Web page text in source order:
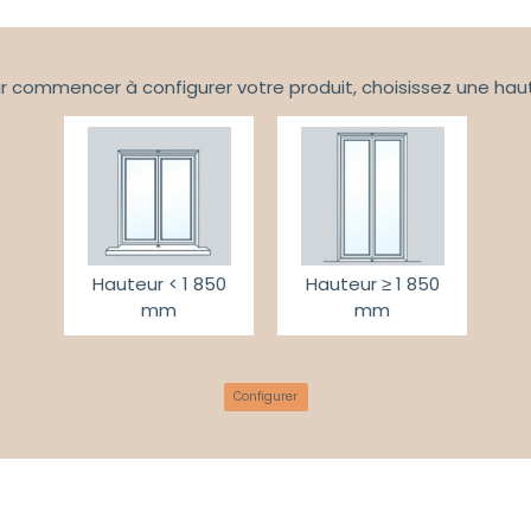
commencer à configurer votre produit, choisissez une
Hauteur < 1 850
mm
Hauteur ≥ 1 850
mm
Configurer